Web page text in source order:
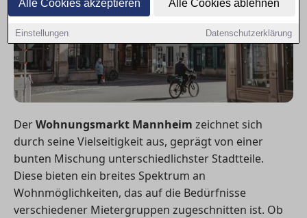
Alle Cookies akzeptieren Alle Cookies ablehnen
Einstellungen Datenschutzerklärung
DerWohnungsmarkt Mannheim zeichnet sich
durch seine Vielseitigkeit aus, geprägt von einer
bunten Mischung unterschiedlichster Stadtteile.
Diese bieten ein breites Spektrum an
Wohnmöglichkeiten, das auf die Bedürfnisse
verschiedener Mietergruppen zugeschnitten ist. Ob